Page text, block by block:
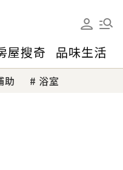
屋搜奇 品味生活
助 浴室